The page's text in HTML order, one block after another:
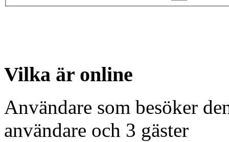
Vilka är online
Användare som besöker
användare och 3 gäster